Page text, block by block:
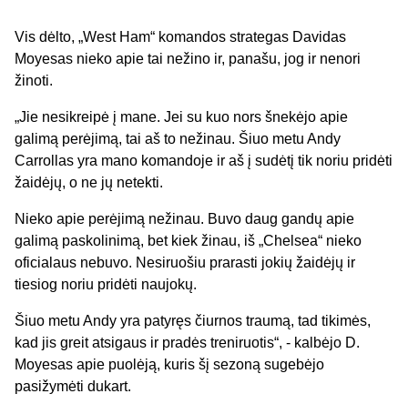
Vis dėlto, „West Ham“ komandos strategas Davidas
Moyesas nieko apie tai nežino ir, panašu, jog ir nenori
žinoti.
„Jie nesikreipė į mane. Jei su kuo nors šnekėjo apie
galimą perėjimą, tai aš to nežinau. Šiuo metu Andy
Carrollas yra mano komandoje ir aš į sudėtį tik noriu pridėti
žaidėjų, o ne jų netekti.
Nieko apie perėjimą nežinau. Buvo daug gandų apie
galimą paskolinimą, bet kiek žinau, iš „Chelsea“ nieko
oficialaus nebuvo. Nesiruošiu prarasti jokių žaidėjų ir
tiesiog noriu pridėti naujokų.
Šiuo metu Andy yra patyręs čiurnos traumą, tad tikimės,
kad jis greit atsigaus ir pradės treniruotis“, - kalbėjo D.
Moyesas apie puolėją, kuris šį sezoną sugebėjo
pasižymėti dukart.